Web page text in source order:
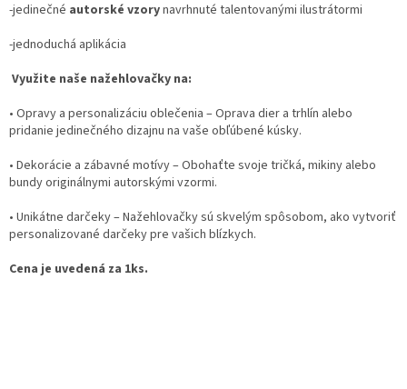
-jedinečné autorské vzorynavrhnuté talentovanými ilustrátormi
-jednoduchá aplikácia
Využite naše nažehlovačky na:
• Opravy a personalizáciu oblečenia – Oprava dier a trhlín alebo
pridanie jedinečného dizajnu na vaše obľúbené kúsky.
• Dekorácie a zábavné motívy– Obohaťte svoje tričká, mikiny alebo
bundy originálnymi autorskými vzormi.
• Unikátne darčeky– Nažehlovačky sú skvelým spôsobom, ako vytvoriť
personalizované darčeky pre vašich blízkych.
Cena je uvedená za 1ks.